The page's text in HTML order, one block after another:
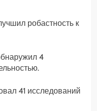
робастность к
4
41 исследований